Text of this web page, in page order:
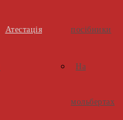
Атестація посібники
На
мольбертах